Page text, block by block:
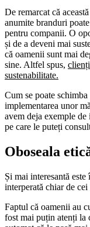
De remarcat că
anumite branduri
pentru companii. O
și de a deveni mai
că oamenii sunt mai
sine. Altfel spus,
sustenabilitate.
Cum se poate
implementarea unor
avem deja exemple
pe care le puteți
Oboseala
Și mai interesantă
interperată chiar de
Faptul că oamenii au
fost mai puțin atenți la